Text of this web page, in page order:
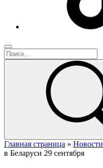
Главная страница » Новости
в Беларуси 29 сентября